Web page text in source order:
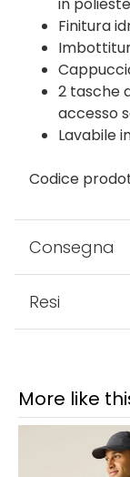
in
Finitura
2 tasche
accesso
Lavabile
Codice
Consegna
Resi
More like